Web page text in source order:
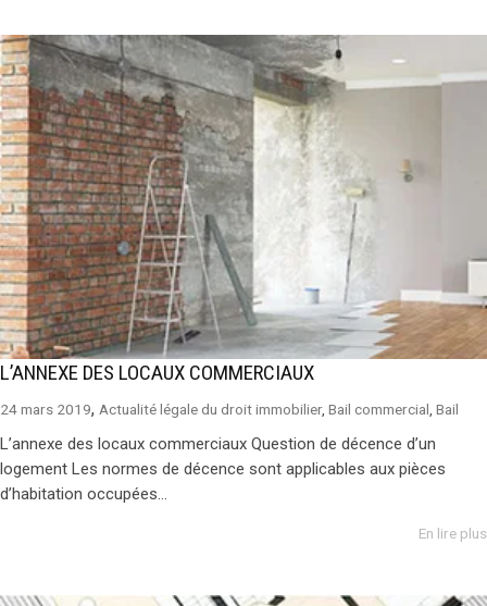
L’ANNEXE DES LOCAUX COMMERCIAUX
24 mars 2019, Actualité légale du droit immobilier, Bail commercial Bail
L’annexe des locaux commerciaux Question de décence d’un
logement Les normes de décence sont applicables aux pièces
d’habitation occupées...
En lire plus